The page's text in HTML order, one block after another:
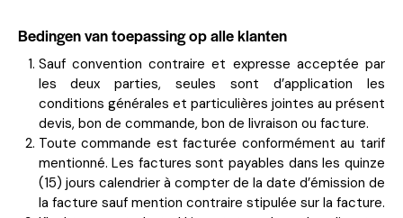
Bedingen van toepassing op alle klanten
Sauf convention contraire et expresse acceptée par
les deux parties, seules sont d’application les
conditions générales et particulières jointes au présent
devis, bon de commande, bon de livraison ou facture.
Toute commande est facturée conformément au tarif
mentionné. Les factures sont payables dans les quinze
(15) jours calendrier à compter de la date d’émission de
la facture sauf mention contraire stipulée sur la facture.